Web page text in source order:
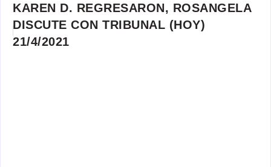
KAREN D. REGRESARON, ROSANGELA
DISCUTE CON TRIBUNAL (HOY)
21/4/2021